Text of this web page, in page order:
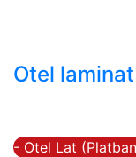
Otel
- Otel Lat